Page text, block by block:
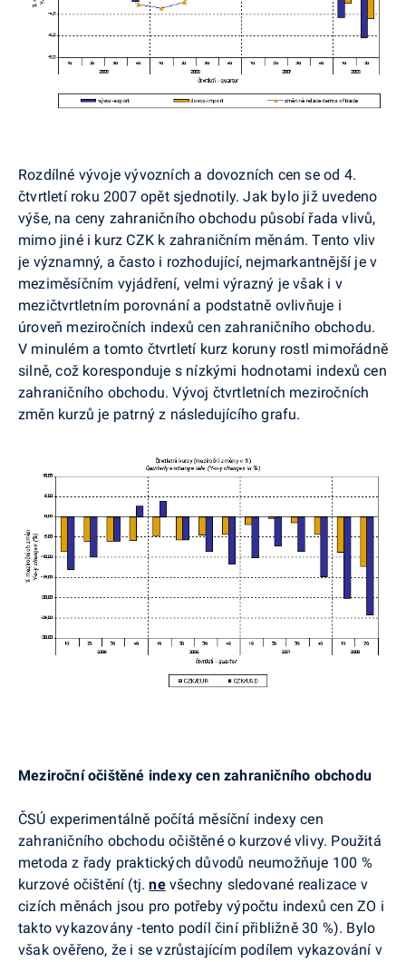
Rozdílné vývoje vývozních a dovozních cen se od 4.
čtvrtletí roku 2007 opět sjednotily. Jak bylo již uvedeno
výše, na ceny zahraničního obchodu působí řada vlivů,
mimo jiné i kurz CZK k zahraničním měnám. Tento vliv
je významný, a často i rozhodující, nejmarkantnější je v
meziměsíčním vyjádření, velmi výrazný je však i v
mezičtvrtletním porovnání a podstatně ovlivňuje i
úroveň meziročních indexů cen zahraničního obchodu.
V minulém a tomto čtvrtletí kurz koruny rostl mimořádně
silně, což koresponduje s nízkými hodnotami indexů cen
zahraničního obchodu. Vývoj čtvrtletních meziročních
změn kurzů je patrný z následujícího grafu.
Meziroční očištěné indexy cen zahraničního obchodu
ČSÚ experimentálně počítá měsíční indexy cen
zahraničního obchodu očištěné o kurzové vlivy. Použitá
metoda z řady praktických důvodů neumožňuje 100 %
kurzové očištění (tj.nevšechny sledované realizace v
cizích měnách jsou pro potřeby výpočtu indexů cen ZO i
takto vykazovány -tento podíl činí přibližně 30 %). Bylo
však ověřeno, že i se vzrůstajícím podílem vykazování v